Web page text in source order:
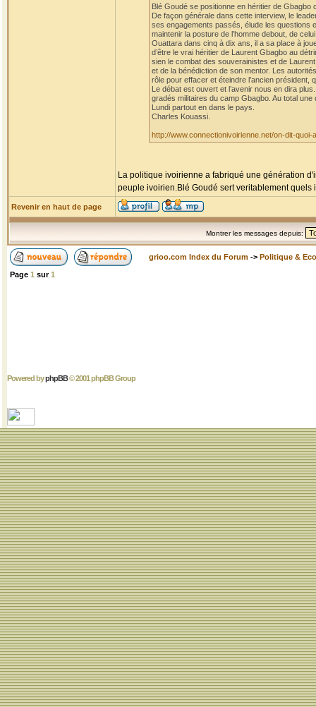
Blé Goudé se positionne en héritier de Gbagbo
De façon générale dans cette interview, le
ses engagements passés, élude les questions
maintenir la posture de l’homme debout, de
Ouattara dans cinq à dix ans, il a sa place à
d’être le vrai héritier de Laurent Gbagbo au
sien le combat des souverainistes et de
et de la bénédiction de son mentor. Les
rôle pour effacer et éteindre l’ancien
Le débat est ouvert et l’avenir nous en dira
gradés militaires du camp Gbagbo. Au total
Lundi partout en dans le pays.
Charles Kouassi.
http://www.connectionivoirienne.net/on-dit-
La politique ivoirienne a fabriqué une génération
peuple ivoirien.Blé Goudé sert veritablement quels
Revenir en haut de page
Montrer les messages depuis:
grioo.com Index du Forum -> Politique &
Page 1 sur1
Powered byphpBB© 2001 phpBB Group